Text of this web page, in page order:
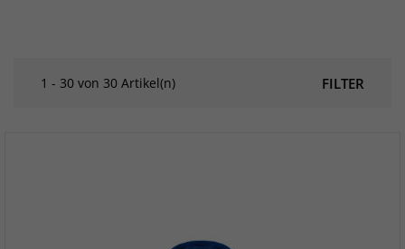
FILTER
1 - 30 von 30 Artikel(n)